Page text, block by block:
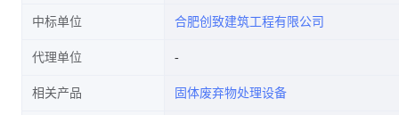
中标单位 合肥创致建筑工程有限公司
代理单位
相关产品 固体废弃物处理设备